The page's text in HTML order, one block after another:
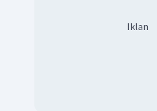
Iklan